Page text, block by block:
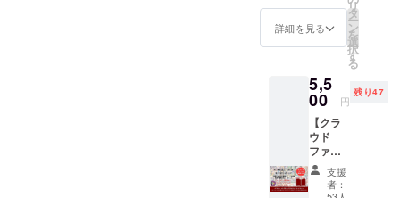
に生年
月日の
この画
像デー
あなた
の生ま
れた日
の干支
をモ
らしく
輝く人
生を引
干支こ
とだま
セラ
ピー
カード
に、五
神カー
ドと
詳細を見る
リ
タ
ー
ン
を
選
択
す
る
5,5
00 円
残り47
【クラ
ウド
ファン
ディン
グ限
定】ペ
支援
者：